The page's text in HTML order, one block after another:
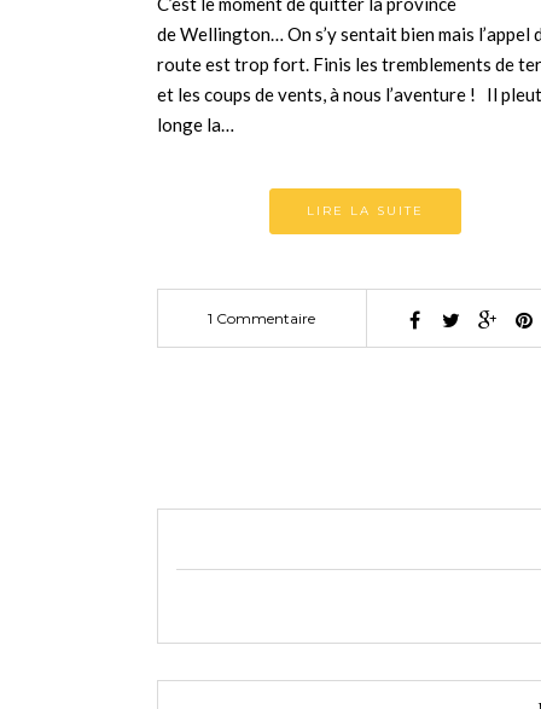
de Wellington… On s’y sentait bien mais l’appel
route est trop fort. Finis les tremblements de
et les coups de vents, à nous l’aventure ! Il
longe la…
LIRE LA SUITE
1 Commentaire